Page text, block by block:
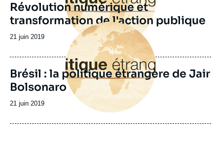
Révolution numérique et
transformation de l'action publique
Date
publication
21 juin 2019
Image
principale
Brésil : la politique étrangère de Jair
Bolsonaro
Date
publication
21 juin 2019